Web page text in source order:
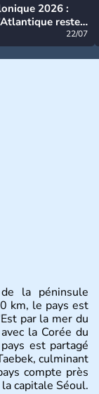
2026 :
reste
22/07
la péninsule
km, le pays est
par la mer du
la Corée du
est partagé
culminant
compte près
capitale Séoul.